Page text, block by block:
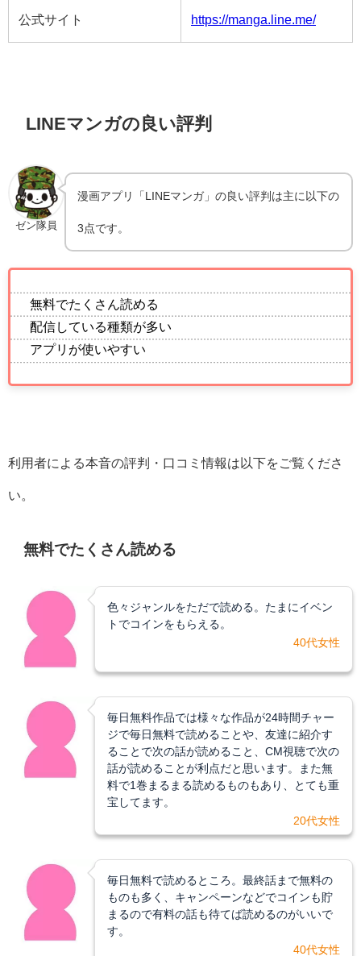
公式サイト https://manga.line.me/
LINEマンガの良い評判
ゼン隊員
漫画アプリ「LINEマンガ」の良い評判は主に以下の
3点です。
無料でたくさん読める
配信している種類が多い
アプリが使いやすい
利用者による本音の評判・口コミ情報は以下をご覧くださ
い。
無料でたくさん読める
色々ジャンルをただで読める。たまにイベン
トでコインをもらえる。
40代女性
毎日無料作品では様々な作品が24時間チャー
ジで毎日無料で読めることや、友達に紹介す
ることで次の話が読めること、CM視聴で次の
話が読めることが利点だと思います。また無
料で1巻まるまる読めるものもあり、とても重
宝してます。
20代女性
毎日無料で読めるところ。最終話まで無料の
ものも多く、キャンペーンなどでコインも貯
まるので有料の話も待てば読めるのがいいで
す。
40代女性